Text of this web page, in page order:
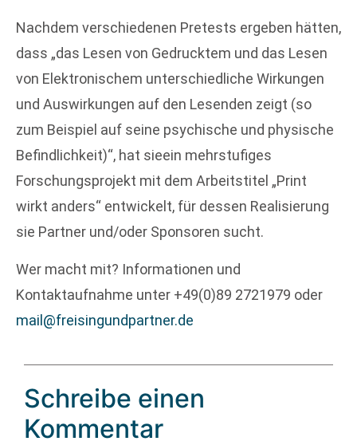
Nachdem verschiedenen Pretests ergeben hätten,
dass „das Lesen von Gedrucktem und das Lesen
von Elektronischem unterschiedliche Wirkungen
und Auswirkungen auf den Lesenden zeigt (so
zum Beispiel auf seine psychische und physische
Befindlichkeit)“, hat sieein mehrstufiges
Forschungsprojekt mit dem Arbeitstitel „Print
wirkt anders“ entwickelt, für dessen Realisierung
sie Partner und/oder Sponsoren sucht.
Wer macht mit? Informationen und
Kontaktaufnahme unter +49(0)89 2721979 oder
mail@freisingundpartner.de
Schreibe einen
Kommentar